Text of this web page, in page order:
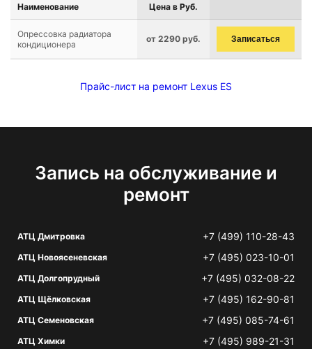
Наименование Цена в Руб.
Опрессовка радиатора
кондиционера
от 2290 руб. Записаться
Прайс-лист на ремонт Lexus ES
Запись на обслуживание и
ремонт
АТЦ Дмитровка +7 (499) 110-28-43
АТЦ Новоясеневская +7 (495) 023-10-01
АТЦ Долгопрудный +7 (495) 032-08-22
АТЦ Щёлковская +7 (495) 162-90-81
АТЦ Семеновская +7 (495) 085-74-61
АТЦ Химки +7 (495) 989-21-31